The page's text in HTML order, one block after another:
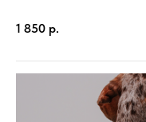
1 850 р.